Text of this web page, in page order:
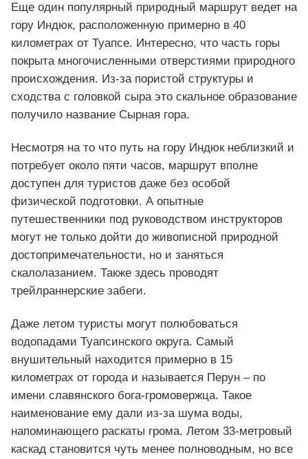
Еще один популярный природный маршрут ведет на
гору Индюк, расположенную примерно в 40
километрах от Туапсе. Интересно, что часть горы
покрыта многочисленными отверстиями природного
происхождения. Из-за пористой структуры и
сходства с головкой сыра это скальное образование
получило название Сырная гора.
Несмотря на то что путь на гору Индюк неблизкий и
потребует около пяти часов, маршрут вполне
доступен для туристов даже без особой
физической подготовки. А опытные
путешественники под руководством инструкторов
могут не только дойти до живописной природной
достопримечательности, но и заняться
скалолазанием. Также здесь проводят
трейлраннерские забеги.
Даже летом туристы могут полюбоваться
водопадами Туапсинского округа. Самый
внушительный находится примерно в 15
километрах от города и называется Перун – по
имени славянского бога-громовержца. Такое
наименование ему дали из-за шума воды,
напоминающего раскаты грома. Летом 33-метровый
каскад становится чуть менее полноводным, но все